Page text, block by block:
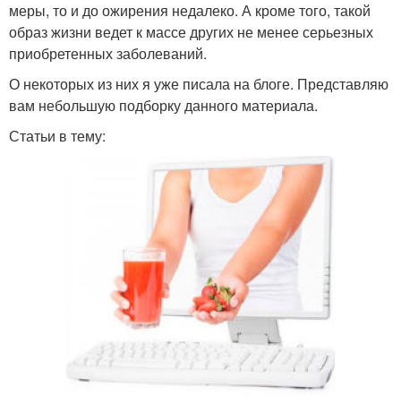
меры, то и до ожирения недалеко. А кроме того, такой
образ жизни ведет к массе других не менее серьезных
приобретенных заболеваний.
О некоторых из них я уже писала на блоге. Представляю
вам небольшую подборку данного материала.
Статьи в тему: